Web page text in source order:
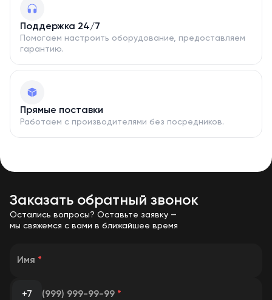
Поддержка 24/7
Помогаем настроить оборудование, предоставляем
гарантию.
Прямые поставки
Работаем с производителями без посредников.
Заказать обратный звонок
Остались вопросы? Оставьте заявку —
мы свяжемся с вами в ближайшее время
Имя *
+7 (999) 999-99-99 *